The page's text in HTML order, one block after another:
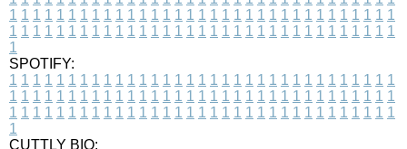
1 1 1 1 1 1 1 1 1 1 1 1 1 1 1 1 1 1 1 1 1 1 1 1 1 1 1 1 1 1 1 1 1
1 1 1 1 1 1 1 1 1 1 1 1 1 1 1 1 1 1 1 1 1 1 1 1 1 1 1 1 1 1 1 1 1
1
SPOTIFY:
1 1 1 1 1 1 1 1 1 1 1 1 1 1 1 1 1 1 1 1 1 1 1 1 1 1 1 1 1 1 1 1 1
1 1 1 1 1 1 1 1 1 1 1 1 1 1 1 1 1 1 1 1 1 1 1 1 1 1 1 1 1 1 1 1 1
1 1 1 1 1 1 1 1 1 1 1 1 1 1 1 1 1 1 1 1 1 1 1 1 1 1 1 1 1 1 1 1 1
1
CUTTLY BIO: